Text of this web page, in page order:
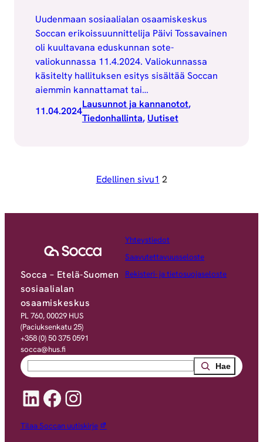
Uudenmaan sosiaalialan osaamiskeskus
Soccan erikoissuunnittelija Päivi Tossavainen
oli kuultavana eduskunnan sote-
valiokunnassa 11.4.2024. Valiokunnassa
käsitelty hallituksen esitys sisältää Soccan
aiemmin kannattamat tai…
11.04.2024
Lausunnot ja kannanotot,
Tiedonhallinta, Uutiset
Edellinen sivu1 2
Socca – Etelä-Suomen
sosiaalialan
osaamiskeskus
PL 760, 00029 HUS
(Paciuksenkatu 25)
+358 (0) 50 375 0591
socca@hus.fi
Yhteystiedot
Saavutettavuusseloste
Rekisteri- ja tietosuojaseloste
Search
LinkedIn
Facebook
Instagram
Tilaa Soccan uutiskirje